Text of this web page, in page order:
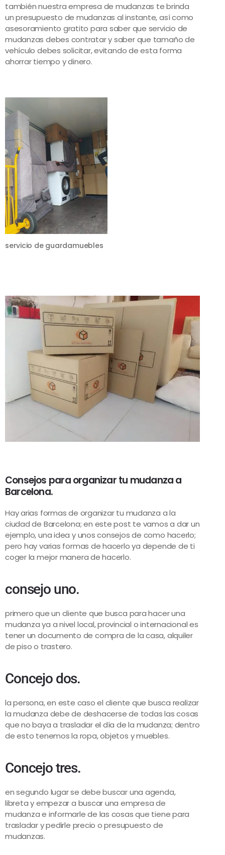
también nuestra empresa de mudanzas te brinda
un presupuesto de mudanzas al instante, así como
asesoramiento gratito para saber que servicio de
mudanzas debes contratar y saber que tamaño de
vehículo debes solicitar, evitando de esta forma
ahorrar tiempo y dinero.
servicio de guardamuebles
Consejos para organizar tu mudanza a
Barcelona.
Hay arias formas de organizar tu mudanza a la
ciudad de Barcelona; en este post te vamos a dar un
ejemplo, una idea y unos consejos de como hacerlo;
pero hay varias formas de hacerlo ya depende de ti
coger la mejor manera de hacerlo.
consejo uno.
primero que un cliente que busca para hacer una
mudanza ya a nivel local, provincial o internacional es
tener un documento de compra de la casa, alquiler
de piso o trastero.
Concejo dos.
la persona, en este caso el cliente que busca realizar
la mudanza debe de deshacerse de todas las cosas
que no baya a trasladar el día de la mudanza; dentro
de esto tenemos la ropa, objetos y muebles.
Concejo tres.
en segundo lugar se debe buscar una agenda,
libreta y empezar a buscar una empresa de
mudanza e informarle de las cosas que tiene para
trasladar y pedirle precio o presupuesto de
mudanzas.